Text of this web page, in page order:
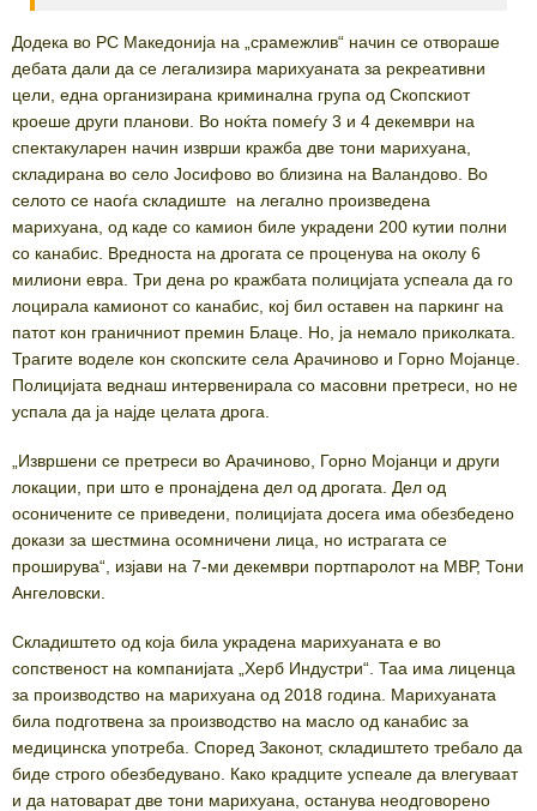
Додека во РС Македонија на „срамежлив“ начин се отвораше
дебата дали да се легализира марихуаната за рекреативни
цели, една организирана криминална група од Скопскиот
кроеше други планови. Во ноќта помеѓу 3 и 4 декември на
спектакуларен начин изврши кражба две тони марихуана,
складирана во село Јосифово во близина на Валандово. Во
селото се наоѓа складиште на легално произведена
марихуана, од каде со камион биле украдени 200 кутии полни
со канабис. Вредноста на дрогата се проценува на околу 6
милиони евра. Три дена po кражбата полицијата успеала да го
лоцирала камионот со канабис, кој бил оставен на паркинг на
патот кон граничниот премин Блаце. Но, ја немало приколката.
Трагите воделе кон скопските села Арачиново и Горно Мојанце.
Полицијата веднаш интервенирала со масовни претреси, но не
успала да ја најде целата дрога.
„Извршени се претреси во Арачиново, Горно Мојанци и други
локации, при што е пронајдена дел од дрогата. Дел од
осоничените се приведени, полицијата досега има обезбедено
докази за шестмина осомничени лица, но истрагата се
проширува“, изјави на 7-ми декември портпаролот на МВР, Тони
Ангеловски.
Складиштето од која била украдена марихуаната е во
сопственост на компанијата „Херб Индустри“. Таа има лиценца
за производство на марихуана од 2018 година. Марихуаната
била подготвена за производство на масло од канабис за
медицинска употреба. Според Законот, складиштето требало да
биде строго обезбедувано. Како крадците успеале да влегуваат
и да натоварат две тони марихуана, останува неодговорено